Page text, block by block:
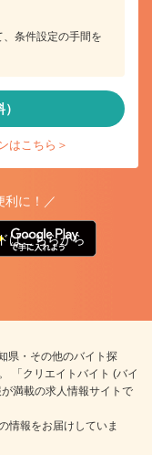
条件設定の手間を
はこちら＞
利に！／
はこちらから
県・その他のバイト探
「クリエイトバイト (バイ
満載の求人情報サイトで
情報をお届けしていま